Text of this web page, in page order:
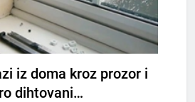
iz doma kroz prozor i
dihtovani…